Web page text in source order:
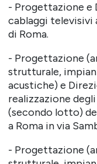
- Progettazione e
cablaggi televisivi
di Roma.
- Progettazione
strutturale,
acustiche) e
realizzazione
(secondo lotto)
a Roma in via
- Progettazione